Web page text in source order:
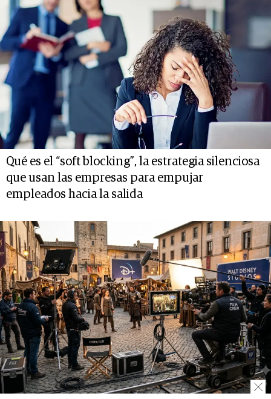
Qué es el “soft blocking”, la estrategia silenciosa
que usan las empresas para empujar
empleados hacia la salida